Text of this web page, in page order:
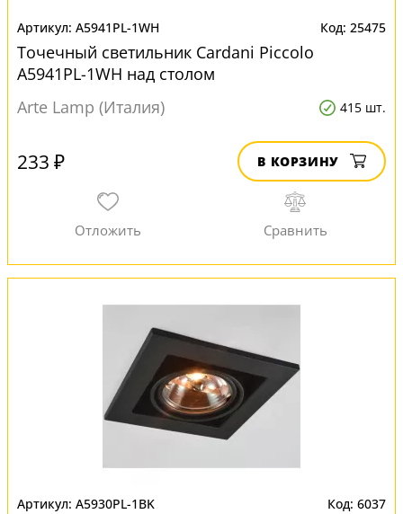
A5941PL-1WH 25475
Точечный светильник Cardani Piccolo
A5941PL-1WH над столом
Arte Lamp (Италия)
415 шт.
233 ₽ В КОРЗИНУ
A5930PL-1BK 6037